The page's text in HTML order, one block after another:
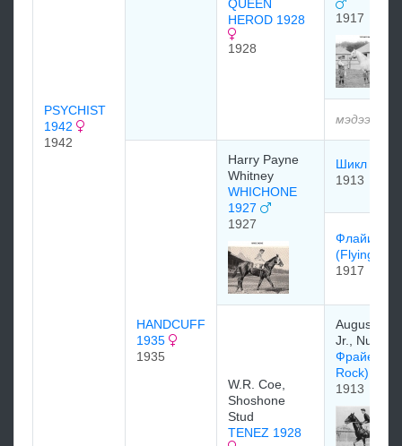
PSYCHIST
1942
1942
QUEEN
HEROD 1928
1928
1917
HANDCUFF
1935
1935
Harry Payne
Whitney
WHICHONE
1927
1927
Шикл
1913
Флaйинг
(Flying
1917
W.R. Coe,
Shoshone
Stud
TENEZ 1928
August
Jr.,
Фрайер
Rock)
1913